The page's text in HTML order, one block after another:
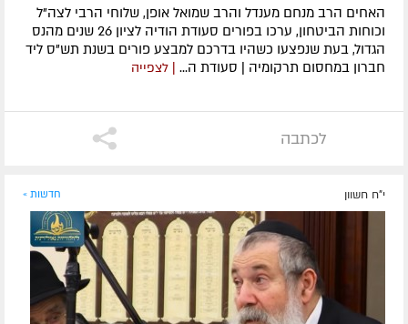
האחים הרב מנחם מענדל והרב שמואל אופן, שלוחי הרבי לצה"ל
וכוחות הביטחון, ערכו בפורים סעודת הודיה לציון 26 שנים מהנס
הגדול, בעת שנפצעו כשהיו בדרכם למבצע פורים בשנת תש"ס ליד
חברון במחסום תרקומיה | סעודת ה... | לצפייה
לכתבה
י"ח חשוון חדשות »